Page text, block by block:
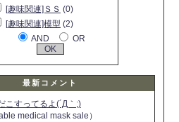
[趣味関連]ＳＳ (0)
[趣味関連]模型 (2)
AND
OR
最新コメント
こすってるよ(´Д｀;)
medical mask sale）